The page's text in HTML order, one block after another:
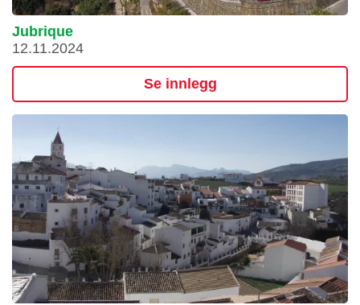
Jubrique
12.11.2024
Se innlegg